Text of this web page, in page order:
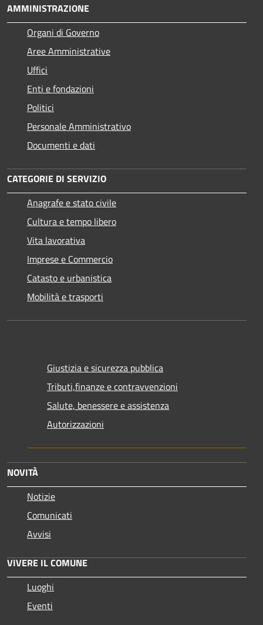
AMMINISTRAZIONE
Organi di Governo
Aree Amministrative
Uffici
Enti e fondazioni
Politici
Personale Amministrativo
Documenti e dati
CATEGORIE DI SERVIZIO
Anagrafe e stato civile
Cultura e tempo libero
Vita lavorativa
Imprese e Commercio
Catasto e urbanistica
Mobilità e trasporti
Giustizia e sicurezza pubblica
Tributi,finanze e contravvenzioni
Salute, benessere e assistenza
Autorizzazioni
NOVITÀ
Notizie
Comunicati
Avvisi
VIVERE IL COMUNE
Luoghi
Eventi